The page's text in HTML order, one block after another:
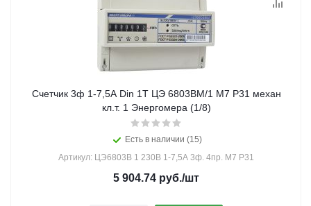
Счетчик 3ф 1-7,5А Din 1Т ЦЭ 6803ВМ/1 М7 Р31 механ
кл.т. 1 Энергомера (1/8)
Есть в наличии (15)
Артикул: ЦЭ6803В 1 230В 1-7,5А 3ф. 4пр. М7 Р31
5 904.74 руб./шт